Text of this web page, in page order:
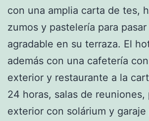
con una amplia carta de tes,
zumos y pastelería para
agradable en su terraza. El
además con una cafetería
exterior y restaurante a la
24 horas, salas de reuniones,
exterior con solárium y